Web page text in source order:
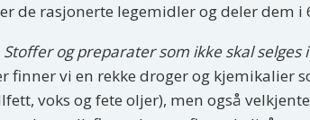
de rasjonerte legemidler og deler dem i
og preparater som ikke skal selges
finner vi en rekke droger og kjemikalier
voks og fete oljer), men også